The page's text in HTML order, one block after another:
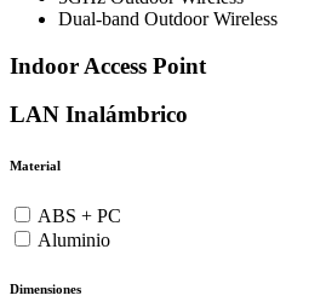
Dual-band Outdoor Wireless
Indoor Access Point
LAN Inalámbrico
Material
ABS + PC
Aluminio
Dimensiones